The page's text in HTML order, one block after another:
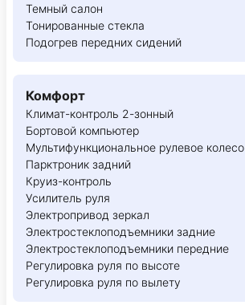
Темный салон
Тонированные стекла
Подогрев передних сидений
Комфорт
Климат-контроль 2-зонный
Бортовой компьютер
Мультифункциональное рулевое колесо
Парктроник задний
Круиз-контроль
Усилитель руля
Электропривод зеркал
Электростеклоподъемники задние
Электростеклоподъемники передние
Регулировка руля по высоте
Регулировка руля по вылету